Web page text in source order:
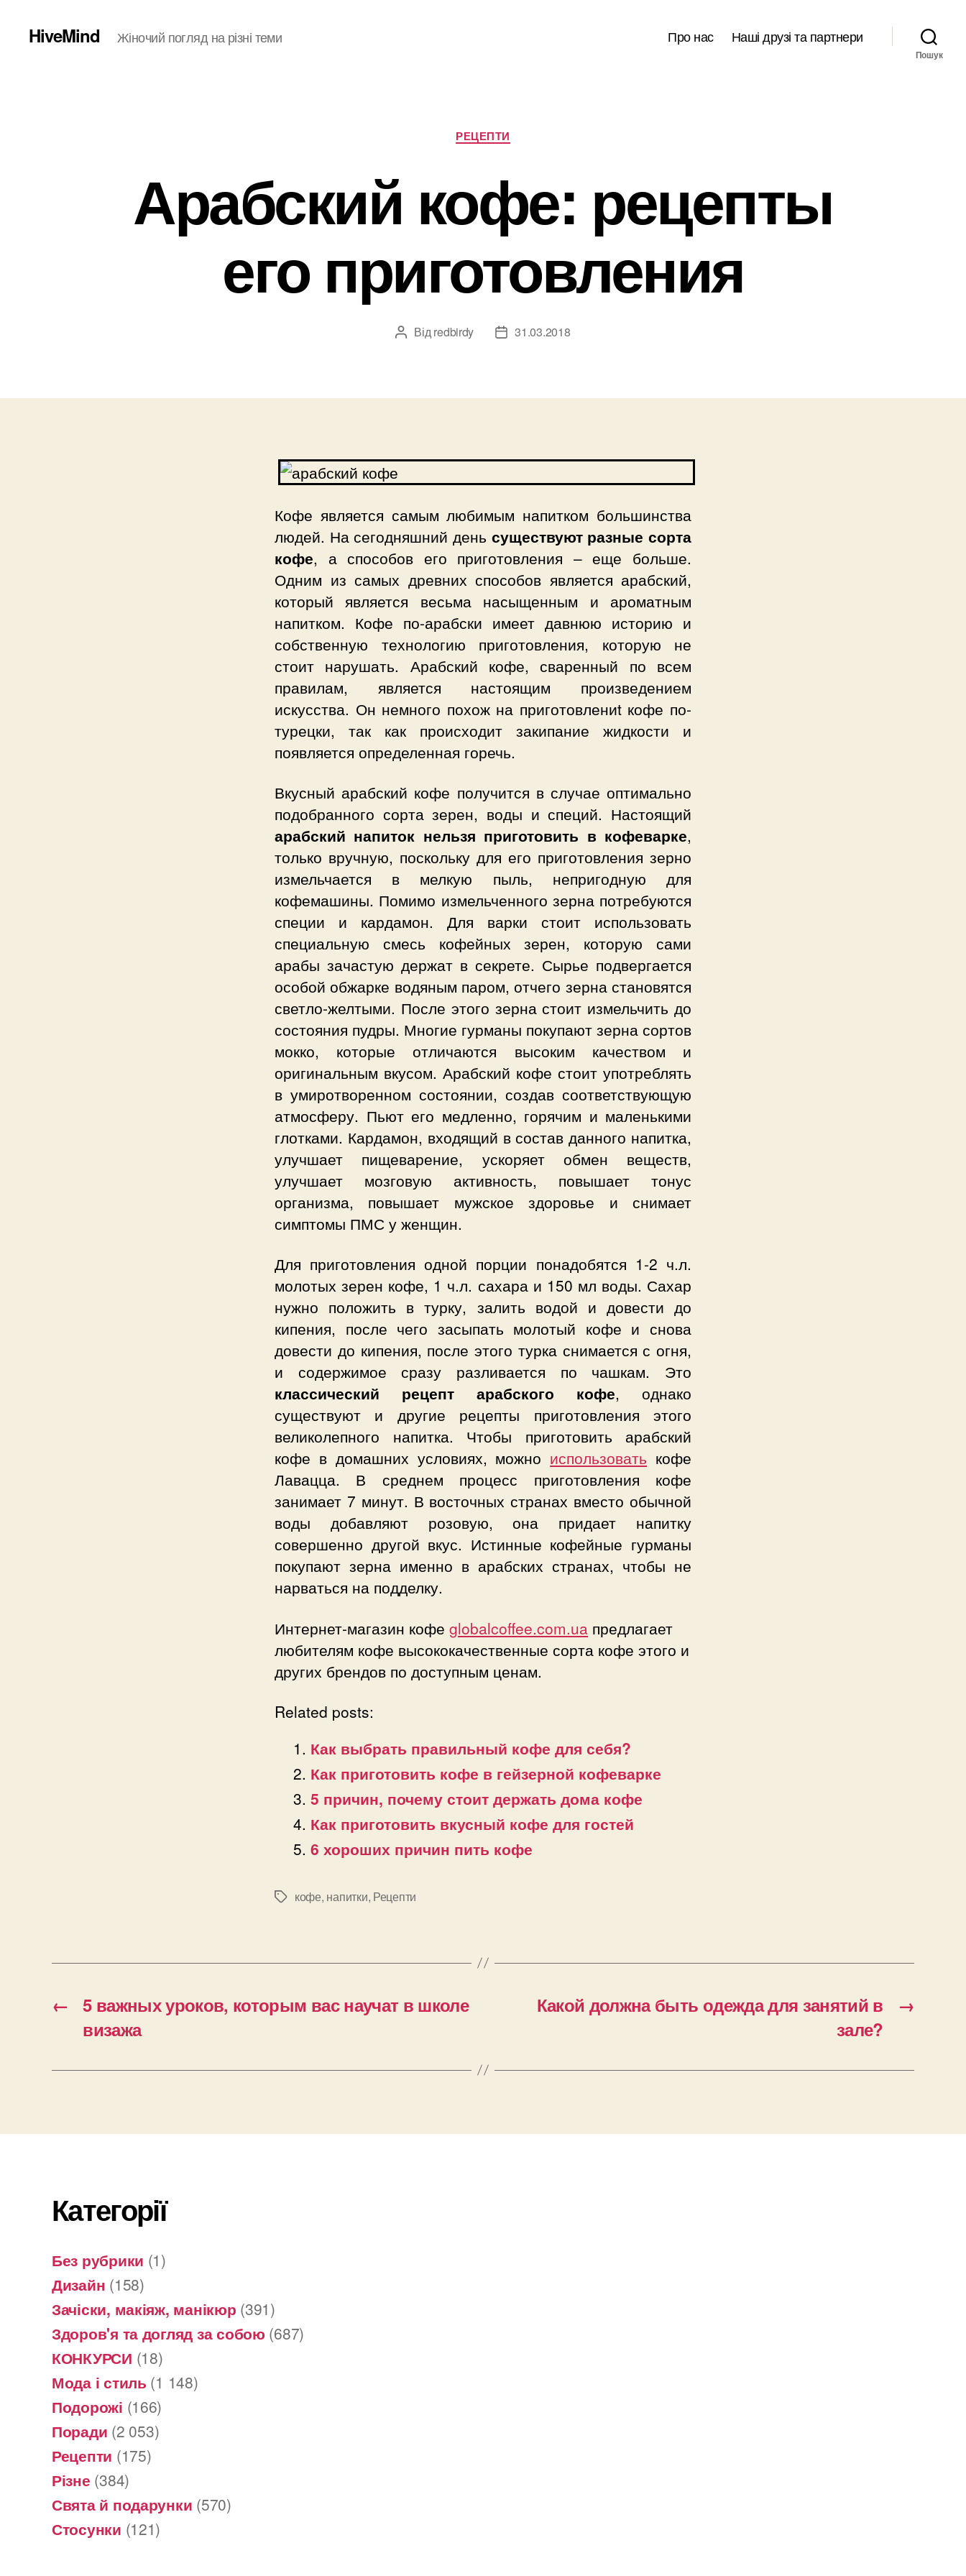
HiveMind Жіночий погляд на різні теми Про нас Наші друзі та партнери
Пошук
Категорії
РЕЦЕПТИ
Арабский кофе: рецепты
его приготовления
Автор
Від redbirdy
Дата31.03.2018
Кофе является самым любимым напитком большинства
людей. На сегодняшний день существуют разные сорта
кофе, а способов его приготовления – еще больше.
Одним из самых древних способов является арабский,
который является весьма насыщенным и ароматным
напитком. Кофе по-арабски имеет давнюю историю и
собственную технологию приготовления, которую не
стоит нарушать. Арабский кофе, сваренный по всем
правилам, является настоящим произведением
искусства. Он немного похож на приготовлениt кофе по-
турецки, так как происходит закипание жидкости и
появляется определенная горечь.
Вкусный арабский кофе получится в случае оптимально
подобранного сорта зерен, воды и специй. Настоящий
арабский напиток нельзя приготовить в кофеварке,
только вручную, поскольку для его приготовления зерно
измельчается в мелкую пыль, непригодную для
кофемашины. Помимо измельченного зерна потребуются
специи и кардамон. Для варки стоит использовать
специальную смесь кофейных зерен, которую сами
арабы зачастую держат в секрете. Сырье подвергается
особой обжарке водяным паром, отчего зерна становятся
светло-желтыми. После этого зерна стоит измельчить до
состояния пудры. Многие гурманы покупают зерна сортов
мокко, которые отличаются высоким качеством и
оригинальным вкусом. Арабский кофе стоит употреблять
в умиротворенном состоянии, создав соответствующую
атмосферу. Пьют его медленно, горячим и маленькими
глотками. Кардамон, входящий в состав данного напитка,
улучшает пищеварение, ускоряет обмен веществ,
улучшает мозговую активность, повышает тонус
организма, повышает мужское здоровье и снимает
симптомы ПМС у женщин.
Для приготовления одной порции понадобятся 1-2 ч.л.
молотых зерен кофе, 1 ч.л. сахара и 150 мл воды. Сахар
нужно положить в турку, залить водой и довести до
кипения, после чего засыпать молотый кофе и снова
довести до кипения, после этого турка снимается с огня,
и содержимое сразу разливается по чашкам. Это
классический рецепт арабского кофе, однако
существуют и другие рецепты приготовления этого
великолепного напитка. Чтобы приготовить арабский
кофе в домашних условиях, можно использовать кофе
Лавацца. В среднем процесс приготовления кофе
занимает 7 минут. В восточных странах вместо обычной
воды добавляют розовую, она придает напитку
совершенно другой вкус. Истинные кофейные гурманы
покупают зерна именно в арабских странах, чтобы не
нарваться на подделку.
Интернет-магазин кофе globalcoffee.com.ua предлагает
любителям кофе высококачественные сорта кофе этого и
других брендов по доступным ценам.
Related posts:
Как выбрать правильный кофе для себя?
Как приготовить кофе в гейзерной кофеварке
5 причин, почему стоит держать дома кофе
Как приготовить вкусный кофе для гостей
6 хороших причин пить кофе
Позначки
кофе, напитки, Рецепти
←
5 важных уроков, которым вас научат в школе
визажа
→
Какой должна быть одежда для занятий в
зале?
Категорії
Без рубрики (1)
Дизайн (158)
Зачіски, макіяж, манікюр (391)
Здоров'я та догляд за собою (687)
КОНКУРСИ (18)
Мода і стиль (1 148)
Подорожі (166)
Поради (2 053)
Рецепти (175)
Різне (384)
Свята й подарунки (570)
Стосунки (121)